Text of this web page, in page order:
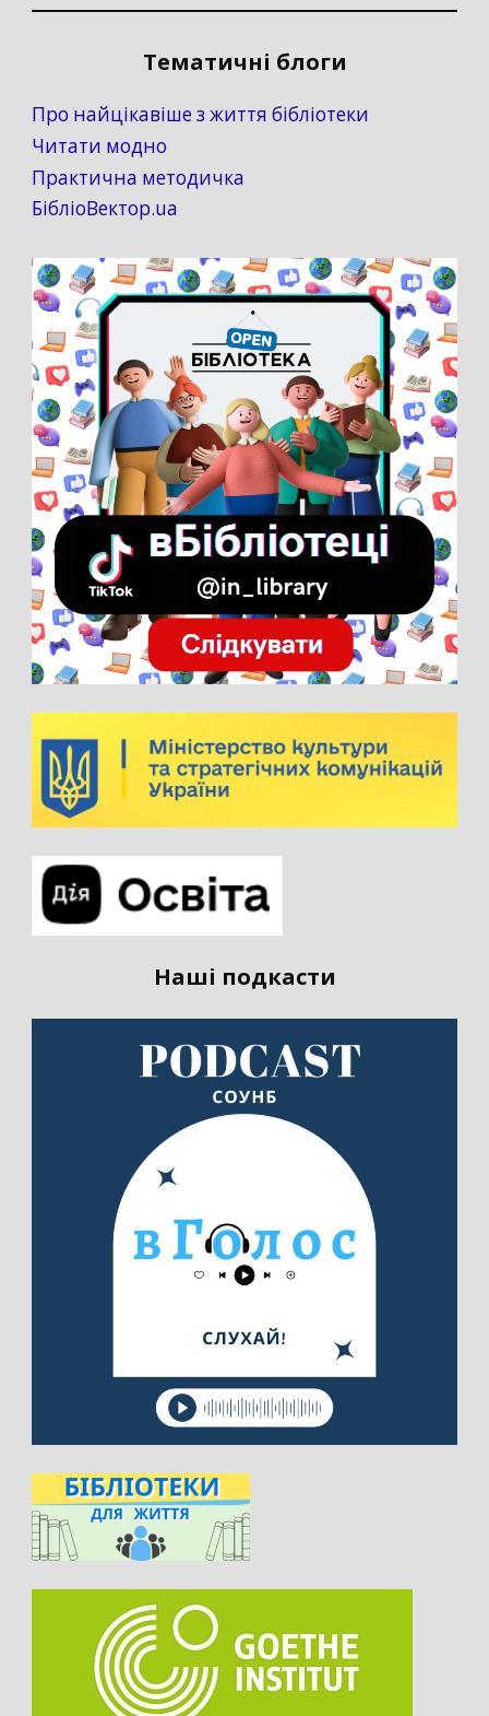
Тематичні блоги
Про найцікавіше з життя бібліотеки
Читати модно
Практична методичка
БібліоВектор.ua
Наші подкасти